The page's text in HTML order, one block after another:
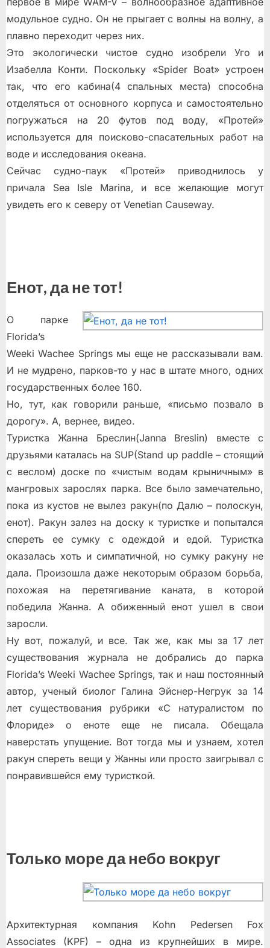
модульное судно. Он не прыгает с волны на волну, а
плавно переходит через них.
Это экологически чистое судно изобрели Уго и
Изабелла Конти. Поскольку «Spider Boat» устроен
так, что его кабина(4 спальных места) способна
отделяться от основного корпуса и самостоятельно
погружаться на 20 футов под воду, «Протей»
используется для поисково-спасательных работ на
воде и исследования океана.
Сейчас судно-паук «Протей» приводнилось у
причала Sea Isle Marina, и все желающие могут
увидеть его к северу от Venetian Causeway.
Енот, да не тот!
О парке
Florida’s
Weeki Wachee Springs мы еще не рассказывали вам.
И не мудрено, парков-то у нас в штате много, одних
государственных более 160.
Но, тут, как говорили раньше, «письмо позвало в
дорогу». А, вернее, видео.
Туристка Жанна Бреслин(Janna Breslin) вместе с
друзьями каталась на SUP(Stand up paddle – стоящий
с веслом) доске по «чистым водам крыничным» в
мангровых зарослях парка. Все было замечательно,
пока из кустов не вылез ракун(по Далю – полоскун,
енот). Ракун залез на доску к туристке и попытался
спереть ее сумку с одеждой и едой. Туристка
оказалась хоть и симпатичной, но сумку ракуну не
дала. Произошла даже некоторым образом борьба,
похожая на перетягивание каната, в которой
победила Жанна. А обиженный енот ушел в свои
заросли.
Ну вот, пожалуй, и все. Так же, как мы за 17 лет
существования журнала не добрались до парка
Florida’s Weeki Wachee Springs, так и наш постоянный
автор, ученый биолог Галина Эйснер-Негрук за 14
лет существования рубрики «С натуралистом по
Флориде» о еноте еще не писала. Обещала
наверстать упущение. Вот тогда мы и узнаем, хотел
ракун спереть вещи у Жанны или просто заигрывал с
понравившейся ему туристкой.
Только море да небо вокруг
Архитектурная компания Kohn Pedersen Fox
Associates (KPF) – одна из крупнейших в мире.